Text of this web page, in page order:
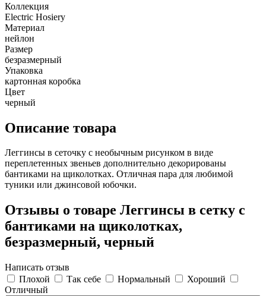
Коллекция
Electric Hosiery
Материал
нейлон
Размер
безразмерный
Упаковка
картонная коробка
Цвет
черный
Описание товара
Леггинсы в сеточку с необычным рисунком в виде
переплетенных звеньев дополнительно декорированы
бантиками на щиколотках. Отличная пара для любимой
туники или джинсовой юбочки.
Отзывы о товаре Леггинсы в сетку с
бантиками на щиколотках,
безразмерный, черный
Написать отзыв
Плохой
Так себе Нормальный
Хороший
Отличный